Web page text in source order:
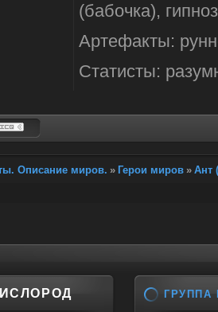
(бабочка),
Артефакты:
Статисты:
Описание миров. » Герои миров » Ант
ГРУППА